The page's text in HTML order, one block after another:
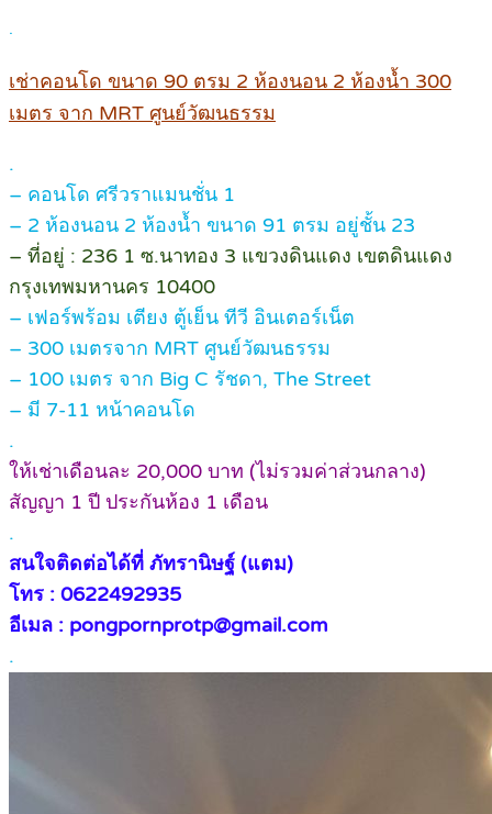
.
เช่าคอนโด ขนาด 90 ตรม 2 ห้องนอน 2 ห้องน้ำ 300
เมตร จาก MRT ศูนย์วัฒนธรรม
.
– คอนโด ศรีวราแมนชั่น 1
– 2 ห้องนอน 2 ห้องน้ำ ขนาด 91 ตรม อยู่ชั้น 23
– ที่อยู่ : 236 1 ซ.นาทอง 3 แขวงดินแดง เขตดินแดง
กรุงเทพมหานคร 10400
– เฟอร์พร้อม เตียง ตู้เย็น ทีวี อินเตอร์เน็ต
– 300 เมตรจาก MRT ศูนย์วัฒนธรรม
– 100 เมตร จาก Big C รัชดา, The Street
– มี 7-11 หน้าคอนโด
.
ให้เช่าเดือนละ 20,000 บาท (ไม่รวมค่าส่วนกลาง)
สัญญา 1 ปี ประกันห้อง 1 เดือน
.
สนใจติดต่อได้ที่ ภัทรานิษฐ์ (แตม)
โทร : 0622492935
อีเมล : pongpornprotp@gmail.com
.